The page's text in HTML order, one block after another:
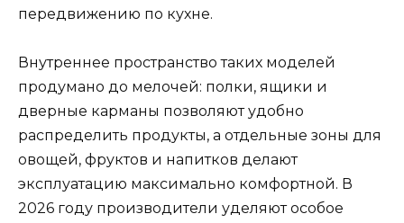
передвижению по кухне.
Внутреннее пространство таких моделей
продумано до мелочей: полки, ящики и
дверные карманы позволяют удобно
распределить продукты, а отдельные зоны для
овощей, фруктов и напитков делают
эксплуатацию максимально комфортной. В
2026 году производители уделяют особое